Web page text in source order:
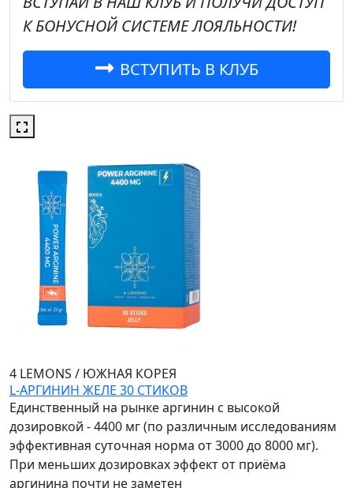
КБОНУСНОЙ СИСТЕМЕ ЛОЯЛЬНОСТИ!
ВСТУПИТЬ В КЛУБ
4 LEMONS / ЮЖНАЯ КОРЕЯ
L-АРГИНИН ЖЕЛЕ 30 СТИКОВ
Единственный на рынке аргинин с высокой
дозировкой - 4400 мг (по различным исследованиям
эффективная суточная норма от 3000 до 8000 мг).
При меньших дозировках эффект от приёма
аргинина почти не заметен